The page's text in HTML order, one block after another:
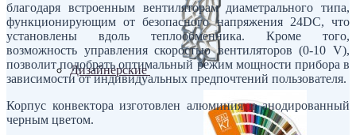
Дизайнерские
благодаря встроенным вентиляторам диаметрального типа,
функционирующим от безопасного напряжения 24DC, что
установлены вдоль теплообменника. Кроме того,
возможность управления скоростью вентиляторов (0-10 V),
позволит подобрать оптимальный режим мощности прибора в
зависимости от индивидуальных предпочтений пользователя.
Корпус конвектора изготовлен алюминия и анодированный
черным цветом.